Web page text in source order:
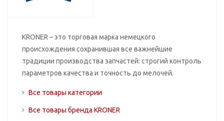
KRONER – это торговая марка немецкого
происхождения сохранившая все важнейшие
традиции производства запчастей: строгий контроль
параметров качества и точность до мелочей.
Все товары категории
Все товары бренда KRONER